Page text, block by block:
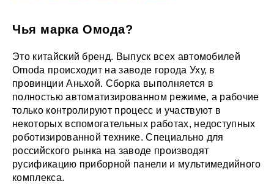
Чья марка Омода?
Это китайский бренд. Выпуск всех автомобилей
Omoda происходит на заводе города Уху, в
провинции Аньхой. Сборка выполняется в
полностью автоматизированном режиме, а рабочие
только контролируют процесс и участвуют в
некоторых вспомогательных работах, недоступных
роботизированной технике. Специально для
российского рынка на заводе производят
русификацию приборной панели и мультимедийного
комплекса.